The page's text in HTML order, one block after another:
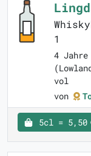
1
4
vol
von
5cl = 5,50